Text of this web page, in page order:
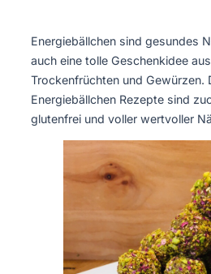
Energiebällchen sind gesundes
auch eine tolle Geschenkidee
Trockenfrüchten und Gewürzen.
Energiebällchen Rezepte sind
glutenfrei und voller wertvoller